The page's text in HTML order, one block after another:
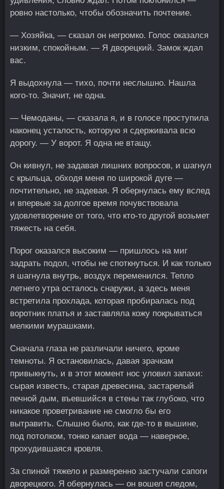
ровно настолько, чтобы обозначить почтение.
— Хозяйка, — сказал он негромко. Голос оказался
низким, спокойным. — Я дворецкий. Замок ждал
вас.
Я выдохнула — тихо, почти неслышно. Нашла
кого-то. Значит, не одна.
— Чемоданы, — сказала я, и в голосе проступила
наконец усталость, которую я сдерживала всю
дорогу. — У ворот. Я одна не втащу.
Он кивнул, не задавая лишних вопросов, и шагнул
с крыльца, обходя меня по широкой дуге —
почтительно, не задевая. Я обернулась ему вслед
и впервые за долгое время почувствовала
удовлетворение от того, что кто-то другой возьмет
тяжесть на себя.
Порог оказался высоким — пришлось на миг
задрать подол, чтобы не споткнуться. И как только
я шагнула внутрь, воздух переменился. Тепло
летнего утра осталось снаружи, а здесь меня
встретила прохлада, которая пробиралась под
воротник платья и заставляла кожу покрываться
мелкими мурашками.
Сначала глаза не различали ничего, кроме
темноты. Я остановилась, давая зрачкам
привыкнуть, и в этот момент нос уловил запахи:
сырая известь, старая древесина, застарелый
печной дым, въевшийся в стены так глубоко, что
никакое проветривание не смогло бы его
вытравить. Слышно было, как где-то в вышине,
под потолком, тонко капает вода — наверное,
прохудившаяся кровля.
За спиной тяжело и размеренно застучали сапоги
дворецкого. Я обернулась — он вошел следом,